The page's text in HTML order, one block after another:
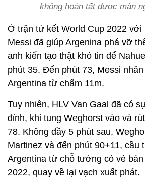
không hoàn tất được màn
Ở trận tứ kết World Cup 2022 với
Messi đã giúp Argenina phá vỡ
anh kiến tạo thật khó tin để
phút 35. Đến phút 73, Messi
Argentina từ chấm 11m.
Tuy nhiên, HLV Van Gaal đã có
đỉnh, khi tung Weghorst vào và
78. Không đầy 5 phút sau,
Martinez và đến phút 90+11, cầu
Argentina từ chỗ tưởng có vé
2022, quay về lại vạch xuất phát.